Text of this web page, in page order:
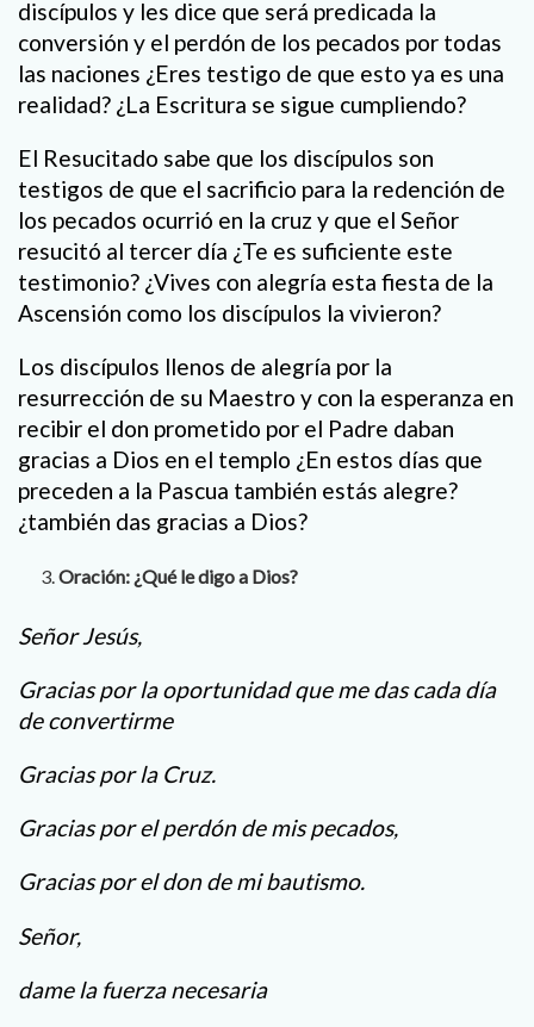
discípulos y les dice que será predicada la
conversión y el perdón de los pecados por todas
las naciones ¿Eres testigo de que esto ya es una
realidad? ¿La Escritura se sigue cumpliendo?
El Resucitado sabe que los discípulos son
testigos de que el sacrificio para la redención de
los pecados ocurrió en la cruz y que el Señor
resucitó al tercer día ¿Te es suficiente este
testimonio? ¿Vives con alegría esta fiesta de la
Ascensión como los discípulos la vivieron?
Los discípulos llenos de alegría por la
resurrección de su Maestro y con la esperanza en
recibir el don prometido por el Padre daban
gracias a Dios en el templo ¿En estos días que
preceden a la Pascua también estás alegre?
¿también das gracias a Dios?
Oración: ¿Qué le digo a Dios?
Señor Jesús,
Gracias por la oportunidad que me das cada día
de convertirme
Gracias por la Cruz.
Gracias por el perdón de mis pecados,
Gracias por el don de mi bautismo.
Señor,
dame la fuerza necesaria